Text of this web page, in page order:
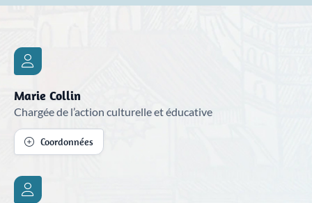
Marie Collin
Chargée de l’action culturelle et éducative
Coordonnées